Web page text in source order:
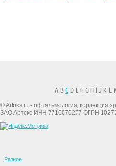
A B CD E F G H I J K L
© Artoks.ru - офтальмология, коррекция
ЗАО Артокс ИНН 7710070277 ОГРН
Разное